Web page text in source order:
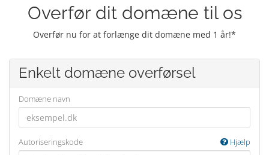
Overfør dit domæne til os
Overfør nu for at forlænge dit domæne med 1 år!*
Enkelt domæne overførsel
Domæne navn
Autoriseringskode Hjælp